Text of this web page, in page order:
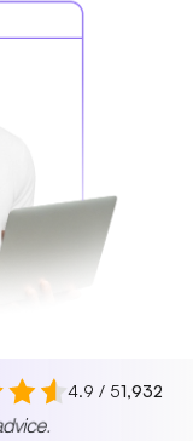
4.9 / 51,932